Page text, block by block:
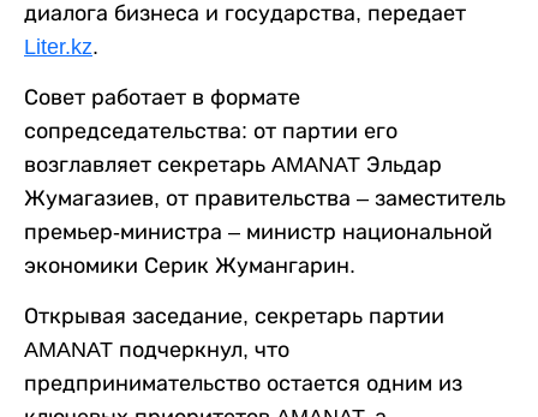
диалога бизнеса и государства, передает
Liter.kz.
Совет работает в формате
сопредседательства: от партии его
возглавляет секретарь AMANAT Эльдар
Жумагазиев, от правительства – заместитель
премьер-министра – министр национальной
экономики Серик Жумангарин.
Открывая заседание, секретарь партии
AMANAT подчеркнул, что
предпринимательство остается одним из